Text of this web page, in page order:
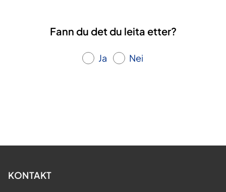
Fann du det du leita etter?
Ja Nei
KONTAKT